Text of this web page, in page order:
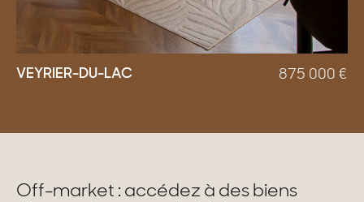
VEYRIER-DU-LAC 875 000 €
Off-market : accédez à des biens